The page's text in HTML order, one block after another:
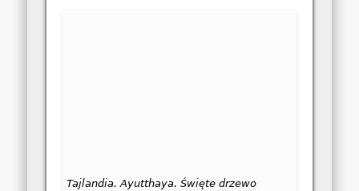
Tajlandia. Ayutthaya. Święte drzewo